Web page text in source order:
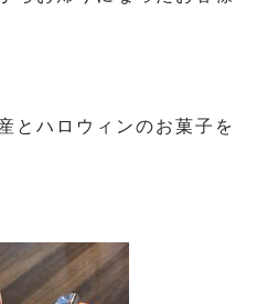
とハロウィンのお菓子を